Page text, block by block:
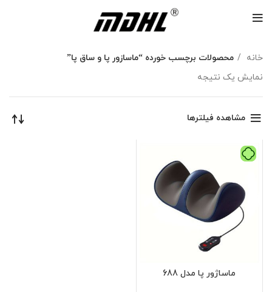
خانه
محصولات برچسب خورده “ماسازور پا و ساق پا”
نمایش یک نتیجه
مشاهده فیلترها
ماساژور پا مدل 688